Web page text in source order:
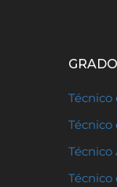
Técnico
Técnico
Técnico